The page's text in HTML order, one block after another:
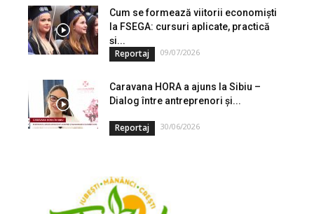
Cum se formează viitorii economiști
la FSEGA: cursuri aplicate, practică
și...
Reportaj 09/07/2026
Caravana HORA a ajuns la Sibiu –
Dialog între antreprenori și...
Reportaj 30/06/2026